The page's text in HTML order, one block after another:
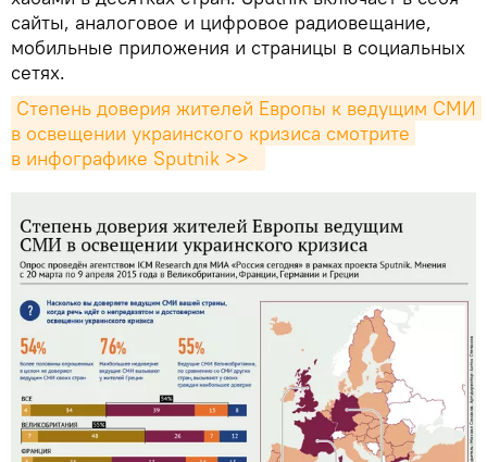
сайты, аналоговое и цифровое радиовещание,
мобильные приложения и страницы в социальных
сетях.
Степень доверия жителей Европы к ведущим СМИ
в освещении украинского кризиса смотрите
в инфографике Sputnik >>